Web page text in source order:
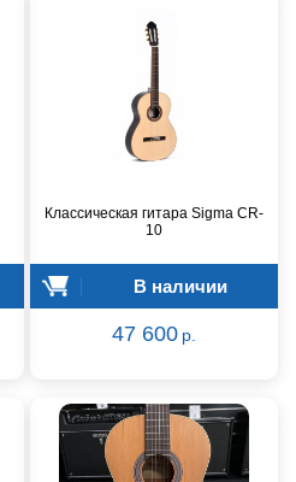
Классическая гитара Sigma CR-
10
В наличии
47 600 р.